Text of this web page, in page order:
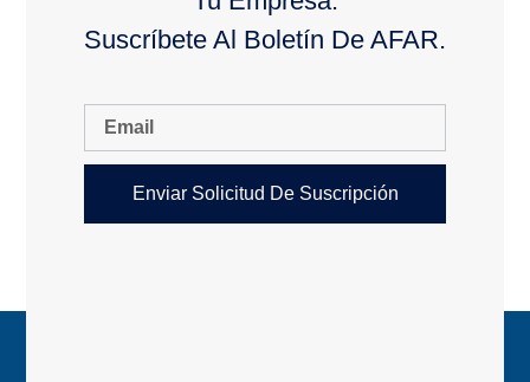
Suscríbete Al Boletín De AFAR.
Enviar Solicitud De Suscripción